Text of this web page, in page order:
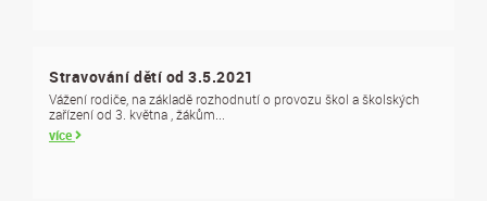
Stravování dětí od 3.5.2021
Vážení rodiče, na základě rozhodnutí o provozu škol a školských
zařízení od 3. května , žákům...
více